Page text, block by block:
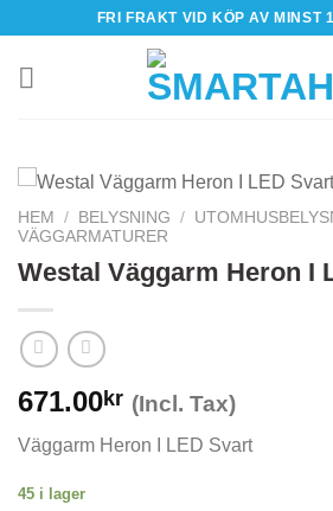
content
FRI FRAKT VID KÖP AV MINST
HEM / BELYSNING /
VÄGGARMATURER
Westal Väggarm Heron I
671.00kr (Incl. Tax)
Väggarm Heron I LED Svart
45 i lager